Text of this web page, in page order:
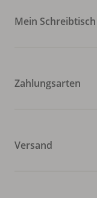
Mein
Zahlungsarten
Versand